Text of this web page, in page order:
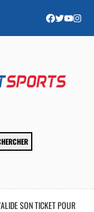
SON TICKET POUR